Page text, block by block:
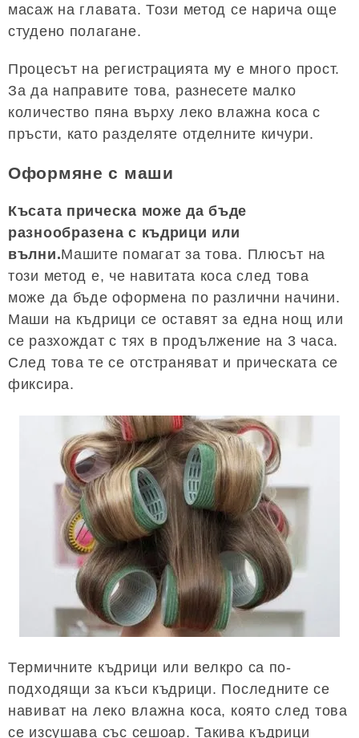
масаж на главата. Този метод се нарича още
студено полагане.
Процесът на регистрацията му е много прост.
За да направите това, разнесете малко
количество пяна върху леко влажна коса с
пръсти, като разделяте отделните кичури.
Оформяне с маши
Късата прическа може да бъде
разнообразена с къдрици или
вълни.Машите помагат за това. Плюсът на
този метод е, че навитата коса след това
може да бъде оформена по различни начини.
Маши на къдрици се оставят за една нощ или
се разхождат с тях в продължение на 3 часа.
След това те се отстраняват и прическата се
фиксира.
Термичните къдрици или велкро са по-
подходящи за къси къдрици. Последните се
навиват на леко влажна коса, която след това
се изсушава със сешоар. Такива къдрици